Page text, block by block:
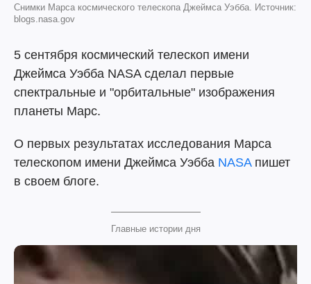
Снимки Марса космического телескопа Джеймса Уэбба. Источник:
blogs.nasa.gov
5 сентября космический телескоп имени
Джеймса Уэбба NASA сделал первые
спектральные и "орбитальные" изображения
планеты Марс.
О первых результатах исследования Марса
телескопом имени Джеймса Уэбба NASAпишет
в своем блоге.
Главные истории дня